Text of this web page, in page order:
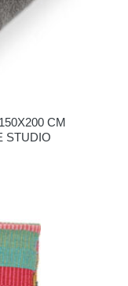
CM
STUDIO